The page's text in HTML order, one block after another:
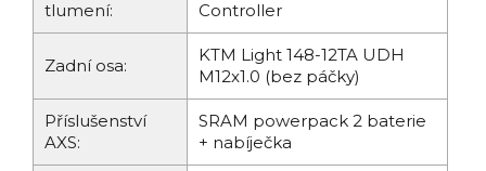
tlumení: Controller
Zadní osa:
KTM Light 148-12TA UDH
M12x1.0 (bez páčky)
Příslušenství
AXS:
SRAM powerpack 2 baterie
+ nabíječka